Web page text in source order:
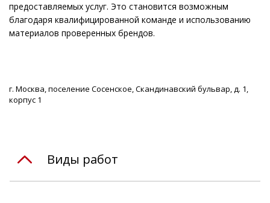
предоставляемых услуг. Это становится возможным
благодаря квалифицированной команде и использованию
материалов проверенных брендов.
г. Москва, поселение Сосенское, Скандинавский бульвар, д. 1,
корпус 1
Виды работ